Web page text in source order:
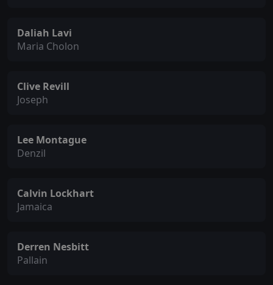
Daliah Lavi
Maria Cholon
Clive Revill
Joseph
Lee Montague
Denzil
Calvin Lockhart
Jamaica
Derren Nesbitt
Pallain